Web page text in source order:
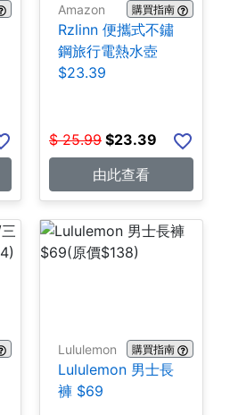
Amazon 購買指南
Rzlinn 便攜式不鏽
鋼旅行電熱水壺
$23.39
$ 25.99 $23.39
由此查看
Lululemon 購買指南
Lululemon 男士長
褲 $69